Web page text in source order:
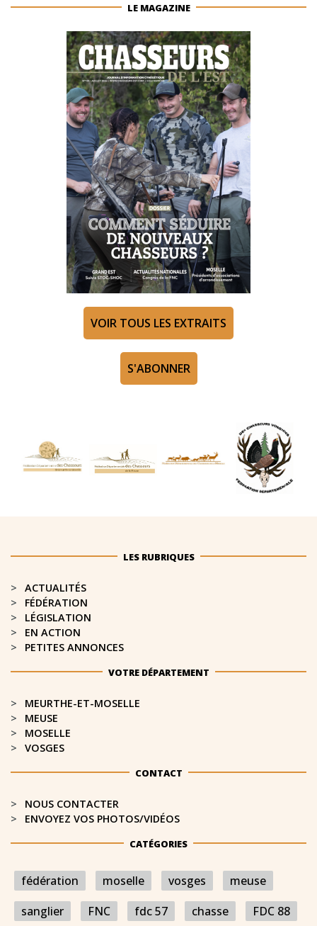
LE MAGAZINE
VOIR TOUS LES EXTRAITS
S'ABONNER
LES RUBRIQUES
ACTUALITÉS
FÉDÉRATION
LÉGISLATION
EN ACTION
PETITES ANNONCES
VOTRE DÉPARTEMENT
MEURTHE-ET-MOSELLE​
MEUSE
MOSELLE
VOSGES
CONTACT
NOUS CONTACTER
ENVOYEZ VOS PHOTOS/VIDÉOS
CATÉGORIES
fédération moselle vosges
meuse
sanglier
FNC fdc 57 chasse FDC 88